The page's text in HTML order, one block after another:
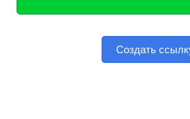
Создать